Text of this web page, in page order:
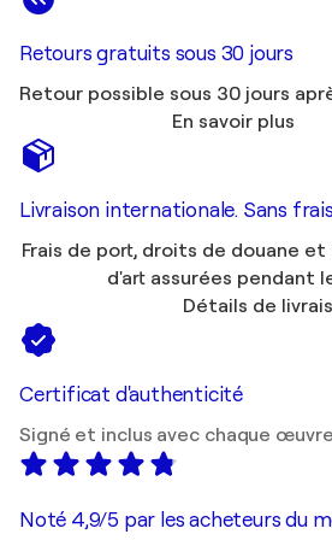
Retours gratuits sous 30 jours
Retour possible sous 30 jours
En savoir plus
Livraison internationale. Sans
Frais de port, droits de douane
d'art assurées pendant
Détails de
Certificat d'authenticité
Signé et inclus avec chaque
Noté 4,9/5 par les acheteurs du